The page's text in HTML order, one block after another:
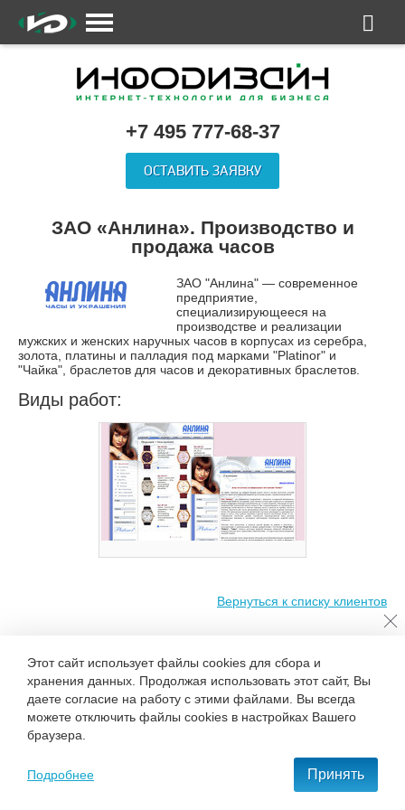
+7 495 777-68-37
ОСТАВИТЬ ЗАЯВКУ
ЗАО «Анлина». Производство и
продажа часов
ЗАО "Анлина" — современное
предприятие,
специализирующееся на
производстве и реализации
мужских и женских наручных часов в корпусах из серебра,
золота, платины и палладия под марками "Platinor" и
"Чайка", браслетов для часов и декоративных браслетов.
Виды работ:
Разработка интернет-Вернуться к списку клиентов
С нами удобно и приятно работать!
ОСТАВИТЬ ЗАЯВКУ
Этот сайт использует файлы cookies для сбора и
хранения данных. Продолжая использовать этот сайт, Вы
даете согласие на работу с этими файлами. Вы всегда
можете отключить файлы cookies в настройках Вашего
браузера.
Подробнее Принять